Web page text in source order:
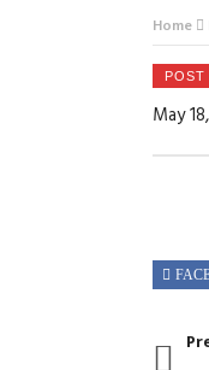
Home
POST
May